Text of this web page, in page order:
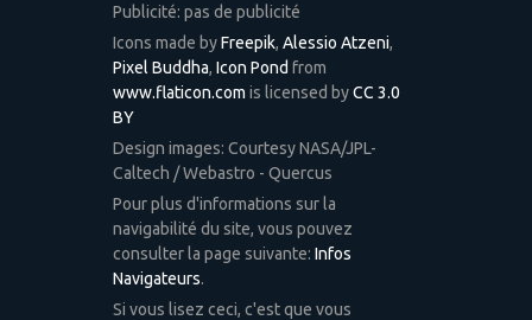
Publicité: pas de publicité
Icons made byFreepik, Alessio Atzeni,
Pixel Buddha, Icon Pond from
www.flaticon.com is licensed byCC 3.0
BY
Design images: Courtesy NASA/JPL-
Caltech / Webastro - Quercus
Pour plus d'informations sur la
navigabilité du site, vous pouvez
consulter la page suivante: Infos
Navigateurs.
Si vous lisez ceci, c'est que vous